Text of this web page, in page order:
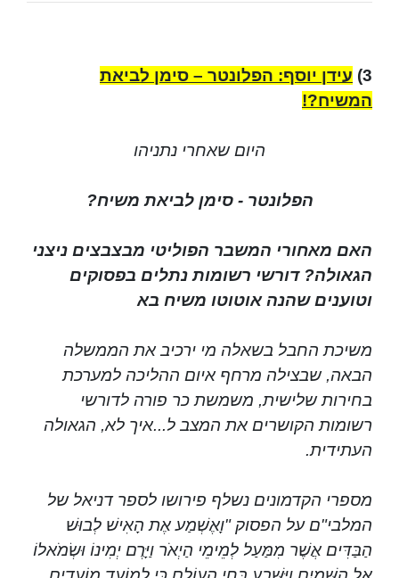
3) עידן יוסף: הפלונטר – סימן לביאת
המשיח?!
היום שאחרי נתניהו
הפלונטר - סימן לביאת משיח?
האם מאחורי המשבר הפוליטי מבצבצים ניצני
הגאולה? דורשי רשומות נתלים בפסוקים
וטוענים שהנה אוטוטו משיח בא
משיכת החבל בשאלה מי ירכיב את הממשלה
הבאה, שבצילה מרחף איום ההליכה למערכת
בחירות שלישית, משמשת כר פורה לדורשי
רשומות הקושרים את המצב ל...איך לא, הגאולה
העתידית.
מספרי הקדמונים נשלף פירושו לספר דניאל של
המלבי"ם על הפסוק "וָאֶשְׁמַע אֶת הָאִישׁ לְבוּשׁ
הַבַּדִּים אֲשֶׁר מִמַּעַל לְמֵימֵי הַיְאֹר וַיָּרֶם יְמִינוֹ וּשְׂמֹאלוֹ